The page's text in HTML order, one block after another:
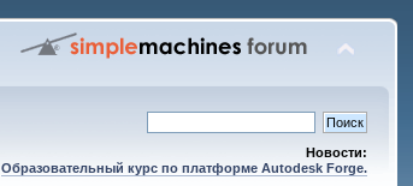
Новости:
Образовательный курс по платформе Autodesk Forge.